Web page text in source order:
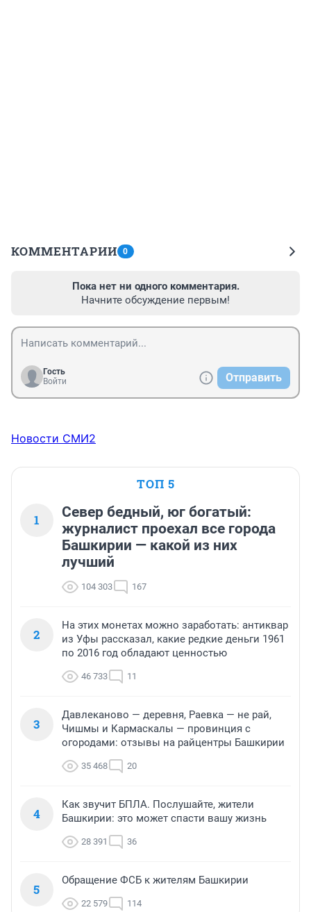
КОММЕНТАРИИ 0
Пока нет ни одного комментария.
Начните обсуждение первым!
Гость
Войти
Отправить
Новости СМИ2
ТОП 5
1
Север бедный, юг богатый:
журналист проехал все города
Башкирии — какой из них
лучший
104 303 167
2
На этих монетах можно заработать: антиквар
из Уфы рассказал, какие редкие деньги 1961
по 2016 год обладают ценностью
46 733 11
3
Давлеканово — деревня, Раевка — не рай,
Чишмы и Кармаскалы — провинция с
огородами: отзывы на райцентры Башкирии
35 468 20
4
Как звучит БПЛА. Послушайте, жители
Башкирии: это может спасти вашу жизнь
28 391 36
5
Обращение ФСБ к жителям Башкирии
22 579 114